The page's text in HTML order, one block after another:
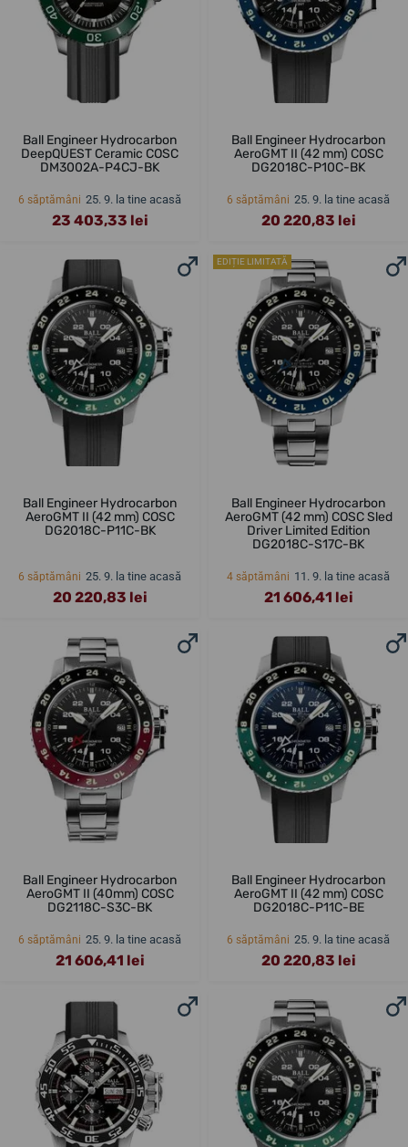
Ball Engineer Hydrocarbon
DeepQUEST Ceramic COSC
DM3002A-P4CJ-BK
6 săptămâni 25. 9. la tine acasă
23 403,33 lei
Ball Engineer Hydrocarbon
AeroGMT II (42 mm) COSC
DG2018C-P10C-BK
6 săptămâni 25. 9. la tine acasă
20 220,83 lei
Ball Engineer Hydrocarbon
AeroGMT II (42 mm) COSC
DG2018C-P11C-BK
6 săptămâni 25. 9. la tine acasă
20 220,83 lei
EDIȚIE LIMITATĂ
Ball Engineer Hydrocarbon
AeroGMT (42 mm) COSC Sled
Driver Limited Edition
DG2018C-S17C-BK
4 săptămâni 11. 9. la tine acasă
21 606,41 lei
Ball Engineer Hydrocarbon
AeroGMT II (40mm) COSC
DG2118C-S3C-BK
6 săptămâni 25. 9. la tine acasă
21 606,41 lei
Ball Engineer Hydrocarbon
AeroGMT II (42 mm) COSC
DG2018C-P11C-BE
6 săptămâni 25. 9. la tine acasă
20 220,83 lei